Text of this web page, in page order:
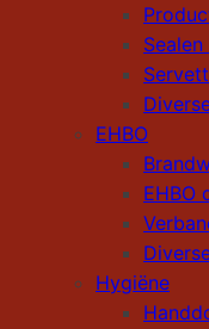
EHBO
EHBO
Hygiëne